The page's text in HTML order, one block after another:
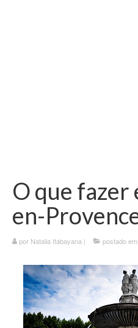
O que fazer
en-
por Natalia Itabayana | postado em: